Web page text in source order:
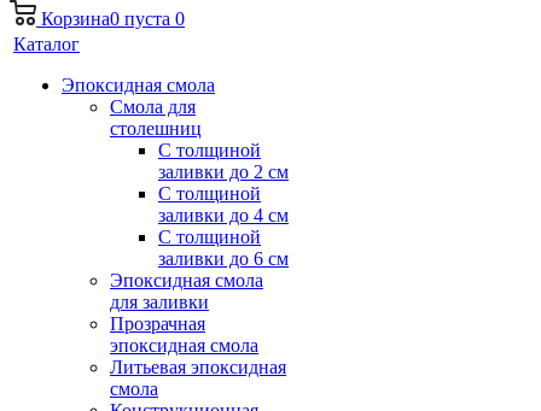
Корзина0 пуста 0
Каталог
Эпоксидная смола
Смола для
столешниц
С толщиной
заливки до 2 см
С толщиной
заливки до 4 см
С толщиной
заливки до 6 см
Эпоксидная смола
для заливки
Прозрачная
эпоксидная смола
Литьевая эпоксидная
смола